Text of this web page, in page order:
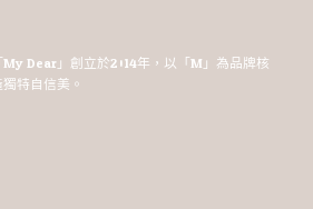
Dear」創立於2014年，以「M」為品牌核
特自信美。